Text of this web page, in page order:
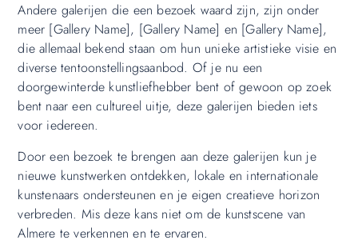
Andere galerijen die een bezoek waard zijn, zijn onder
meer [Gallery Name], [Gallery Name] en [Gallery Name],
die allemaal bekend staan om hun unieke artistieke visie en
diverse tentoonstellingsaanbod. Of je nu een
doorgewinterde kunstliefhebber bent of gewoon op zoek
bent naar een cultureel uitje, deze galerijen bieden iets
voor iedereen.
Door een bezoek te brengen aan deze galerijen kun je
nieuwe kunstwerken ontdekken, lokale en internationale
kunstenaars ondersteunen en je eigen creatieve horizon
verbreden. Mis deze kans niet om de kunstscene van
Almere te verkennen en te ervaren.